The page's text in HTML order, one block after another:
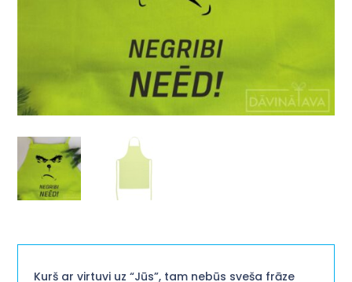
Kurš ar virtuvi uz “Jūs”, tam nebūs sveša frāze